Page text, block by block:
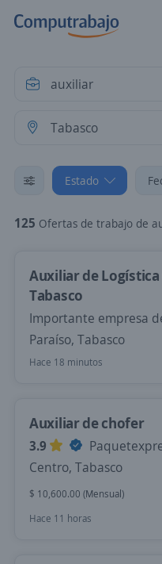
Estado
125 Ofertas de trabajo de
Auxiliar de
Tabasco
Importante empresa
Paraíso, Tabasco
Hace 18 minutos
Auxiliar de chofer
3.9
Centro, Tabasco
$ 10,600.00 (Mensual)
Hace 11 horas